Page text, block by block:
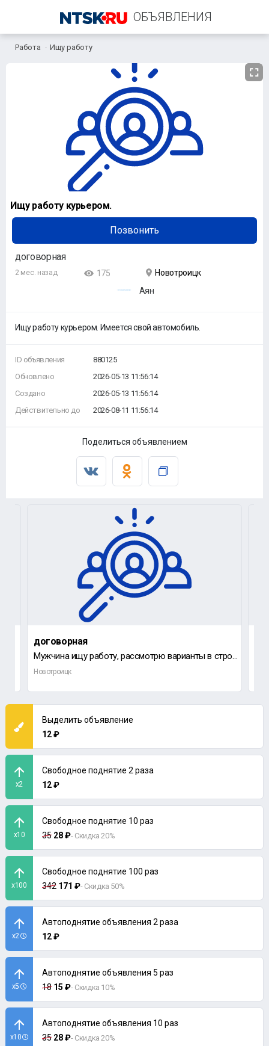
ОБЪЯВЛЕНИЯ
+7 (906) 839-93-19
Работа Ищу работу
Ищу работу курьером.
Позвонить
договорная
2 мес. назад 175
Новотроицк
Аян
Ищу работу курьером. Имеется свой автомобиль.
ID объявления
Обновлено
Создано
Действительно до
880125
2026-05-13 11:56:14
2026-05-13 11:56:14
2026-08-11 11:56:14
Поделиться объявлением
договорная
Мужчина ищу работу, рассмотрю варианты в строительстве, торговле, производстве.
Новотроицк
Выделить объявление
12 ₽
x2
Свободное поднятие 2 раза
12 ₽
x10
Свободное поднятие 10 раз
35 28 ₽- Скидка 20%
x100
Свободное поднятие 100 раз
342 171 ₽- Скидка 50%
x2
Автоподнятие объявления 2 раза
12 ₽
x5
Автоподнятие объявления 5 раз
18 15 ₽- Скидка 10%
x10
Автоподнятие объявления 10 раз
35 28 ₽- Скидка 20%